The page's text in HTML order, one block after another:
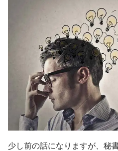
少し前の話になりますが、秘